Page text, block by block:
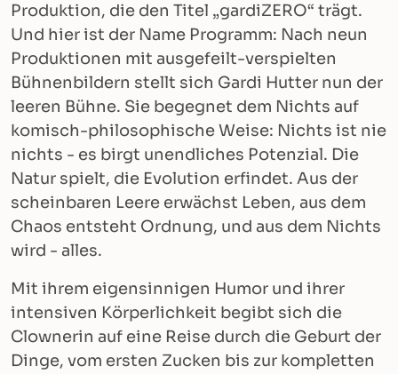
Produktion, die den Titel „gardiZERO“ trägt.
Und hier ist der Name Programm: Nach neun
Produktionen mit ausgefeilt-verspielten
Bühnenbildern stellt sich Gardi Hutter nun der
leeren Bühne. Sie begegnet dem Nichts auf
komisch-philosophische Weise: Nichts ist nie
nichts - es birgt unendliches Potenzial. Die
Natur spielt, die Evolution erfindet. Aus der
scheinbaren Leere erwächst Leben, aus dem
Chaos entsteht Ordnung, und aus dem Nichts
wird - alles.
Mit ihrem eigensinnigen Humor und ihrer
intensiven Körperlichkeit begibt sich die
Clownerin auf eine Reise durch die Geburt der
Dinge, vom ersten Zucken bis zur kompletten